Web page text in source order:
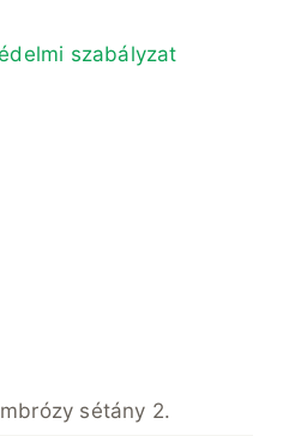
szabályzat
sétány 2.